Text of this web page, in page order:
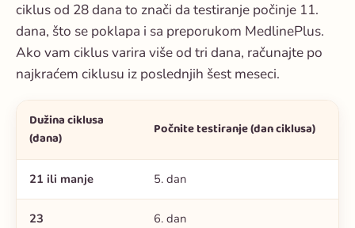
ciklus od 28 dana to znači da testiranje počinje 11.
dana, što se poklapa i sa preporukom MedlinePlus.
Ako vam ciklus varira više od tri dana, računajte po
najkraćem ciklusu iz poslednjih šest meseci.
Dužina ciklusa
(dana)
Počnite testiranje (dan ciklusa)
21 ili manje 5. dan
23 6. dan